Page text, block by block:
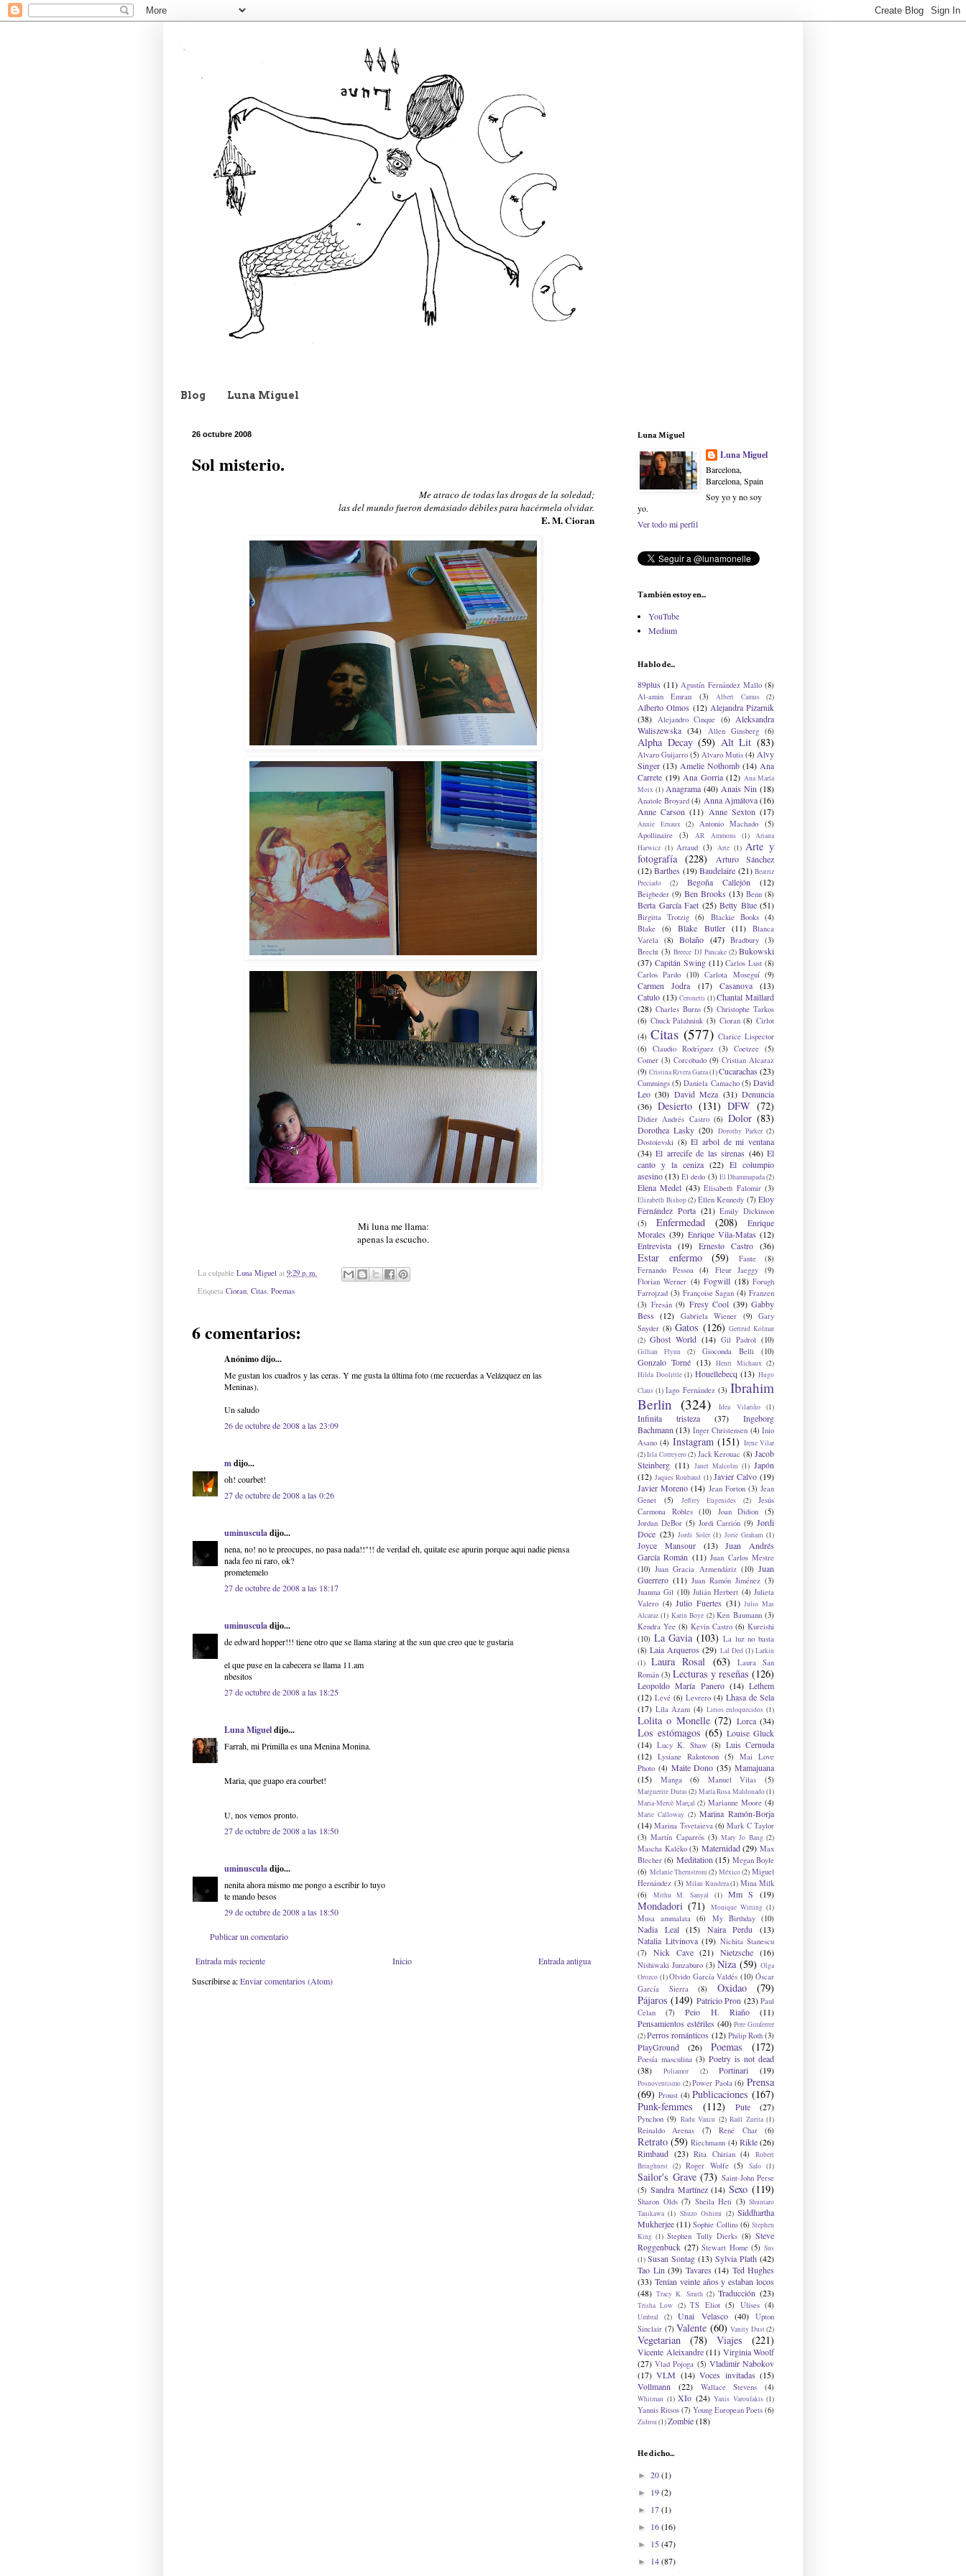
Blog Luna Miguel
26 octubre 2008
Sol misterio.
Me atraco de todas las drogas de la soledad;
las del mundo fueron demasiado débiles para hacérmela olvidar.
E. M. Cioran
Mi luna me llama:
apenas la escucho.
La culpable Luna Miguel at 9:29 p. m.
Etiqueta Cioran, Citas, Poemas
6 comentarios:
Anónimo dijo...
Me gustan los cuadros y las ceras. Y me gusta la última foto (me recuerdas a Velázquez en las
Meninas).
Un saludo
26 de octubre de 2008 a las 23:09
mdijo...
oh! courbet!
27 de octubre de 2008 a las 0:26
uminusculadijo...
nena, no! no te preocupes, no pasa nada!!"!! de verdad eh, quitate ese apurin porque aqui nadie piensa
nada feo ni raro, ok?
prometemelo
27 de octubre de 2008 a las 18:17
uminusculadijo...
de edward hopper!!! tiene otro que se llama staring at the sun que creo que te gustaria
el que puse en la cabecera se llama 11.am
nbesitos
27 de octubre de 2008 a las 18:25
Luna Migueldijo...
Farrah, mi Primilla es una Menina Monina.
Maria, que guapo era courbet!
U, nos vemos pronto.
27 de octubre de 2008 a las 18:50
uminusculadijo...
nenita ahora mismo me pongo a escribir lo tuyo
te mando besos
29 de octubre de 2008 a las 18:50
Publicar un comentario
Entrada más reciente Entrada antigua
Inicio
Suscribirse a:Enviar comentarios (Atom)
Luna Miguel
Luna Miguel
Barcelona,
Barcelona, Spain
Soy yo y no soy
yo.
Ver todo mi perfil
También estoy en...
YouTube
Medium
Hablo de...
89plus (11) Agustín Fernández Mallo (8)
Al-amin Emran
(3) Albert Camus (2)
Alberto Olmos (12) Alejandra Pizarnik
(38)
Alejandro Cinque (6)
Aleksandra
Waliszewska (34) Allen Ginsberg (6)
Alpha Decay (59) Alt Lit (83)
Alvaro Guijarro (5) Alvaro Mutis (4) Alvy
Singer (13) Amelie Nothomb (14) Ana
Carrete (19) Ana Gorria (12) Ana María
Moix (1) Anagrama (40) Anais Nin (18)
Anatole Broyard (4) Anna Ajmátova (16)
Anne Carson (11) Anne Sexton (17)
Annie Ernaux (2) Antonio Machado
(5)
Apollinaire
(3) AR Ammons (1)
Ariana
Harwicz (1) Artaud (3) Arte (1) Arte y
fotografía (228)
Arturo Sánchez
(12) Barthes (19) Baudelaire (21) Beatriz
Preciado
(2) Begoña Callejón (12)
Beigbeder (9) Ben Brooks (13) Benn (8)
Berta García Faet (25) Betty Blue (51)
Birgitta Trotzig (6) Blackie Books (4)
Blake
(6) Blake Butler (11)
Blanca
Varela
(8) Bolaño (47) Bradbury (3)
Brecht (3) Breece DJ Pancake (2) Bukowski
(37) Capitán Swing (11) Carlos Lust (8)
Carlos Pardo (10) Carlota Moseguí (9)
Carmen Jodra (17) Casanova
(13)
Catulo (13) Ceronetti (1) Chantal Maillard
(28) Charles Burns (5) Christophe Tarkos
(6) Chuck Palahniuk (3) Cioran (8) Cirlot
(4) Citas (577) Clarice Lispector
(6)
Claudio Rodríguez (3) Coetzee (5)
Comer (3) Corcobado (9) Cristian Alcaraz
(9) Cristina Rivera Garza(1)Cucarachas (23)
Cummings (5) Daniela Camacho (5) David
Leo (30) David Meza (31) Denuncia
(36) Desierto (131) DFW (72)
Didier Andrés Castro (6) Dolor (83)
Dorothea Lasky (20) Dorothy Parker (2)
Dostoievski (8) El arbol de mi ventana
(34) El arrecife de las sirenas (46) El
canto y la ceniza (22) El columpio
asesino(13) El dedo (3) El Dhammapada(2)
Elena Medel (43) Elisabeth Falomir (3)
Elizabeth Bishop(2) Ellen Kennedy (7) Eloy
Fernández Porta (21) Emily Dickinson
(5)
Enfermedad (208)
Enrique
Morales (39) Enrique Vila-Matas (12)
Entrevista (19) Ernesto Castro (36)
Estar enfermo (59) Fante
(8)
Fernando Pessoa
(4) Fleur Jaeggy
(9)
Florian Werner (4) Fogwill (18) Forugh
Farrojzad (3) Françoise Sagan (4) Franzen
(3) Fresán (9) Fresy Cool (39) Gabby
Bess (12) Gabriela Wiener (9)
Gary
Snyder (8) Gatos (126) Gertrud Kolmar
(2) Ghost World (14) Gil Padrol (10)
Gillian Flynn (2) Gioconda Belli (10)
Gonzalo Torné (13) Henri Michaux (2)
Hilda Doolittle (1) Houellebecq (13) Hugo
Claus (1) Iago Fernández (3) Ibrahim
Berlin (324) Idea Vilariño (1)
Infinita tristeza (37)
Ingeborg
Bachmann (13) Inger Christensen (4) Inio
Asano (4) Instagram (151) Irene Vilar
(2)Isla Correyero(2) Jack Kerouac (8) Jacob
Steinberg (11) Janet Malcolm (1) Japón
(12) Jaques Roubaud (1) Javier Calvo (19)
Javier Moreno (14) Jean Forton (3) Jean
Genet
(5) Jeffrey Eugenides (2)
Jesús
Carmona Robles
(10) Joan Didion
(5)
Jordan DeBor (5) Jordi Carrión (9) Jordi
Doce (23) Jordi Soler (1) Jorie Graham (1)
Joyce Mansour (13)
Juan Andrés
García Román (11) Juan Carlos Mestre
(10) Juan Gracia Armendáriz (10) Juan
Guerrero (11) Juan Ramón Jiménez (3)
Juanma Gil (10) Julián Herbert (4) Julieta
Valero (4) Julio Fuertes (31) Julio Mas
Alcaraz (1) Karin Boye (2) Ken Baumann (3)
Kendra Yee (8) Kevin Castro (6) Kureishi
(10) La Gavia (103) La luz no basta
(8) Laia Arqueros (29) Lal Ded (1) Larkin
(1)
Laura Rosal (63)
Laura San
Román (3) Lecturas y reseñas (126)
Leopoldo María Panero (14) Lethem
(12) Levé (6) Levrero (4) Lhasa de Sela
(17) Lila Azam (4) Lirios enloquecidos (1)
Lolita o Monelle (72) Lorca (34)
Los estómagos (65) Louise Gluck
(14) Lucy K. Shaw (8) Luis Cernuda
(12) Lysiane Rakotoson (5)
Mai Love
Photo (4) Maite Dono (35) Mamajuana
(15)
Manga (6) Manuel Vilas (5)
Marguerite Duras(2) María Rosa Maldonado(1)
Maria-Mercè Marçal (2) Marianne Moore (4)
Marie Calloway (2) Marina Ramón-Borja
(14) Marina Tsvetaieva (6) Mark C Taylor
(3) Martín Caparrós (3) Mary Jo Bang (2)
Mascha Kaléko (3) Maternidad (29) Max
Blecher (6) Meditation (15) Megan Boyle
(6) Melanie Thernstrom (2) México (2) Miguel
Hernández (3) Milan Kundera(1) Mina Milk
(6)
Mithu M. Sanyal (1) Mm S (19)
Mondadori (71) Monique Witting (1)
Musa ammalata (6) My Birthday (10)
Nadia Leal (15) Naira Perdu
(13)
Natalia Litvinova (19) Nichita Stanescu
(7)
Nick Cave (21) Nietzsche (16)
Nishiwaki Junzaburo (3) Niza (59) Olga
Orozco (1)Olvido García Valdés (10) Óscar
García Sierra
(8) Oxidao
(79)
Pájaros (149) Patricio Pron (23) Paul
Celan
(7) Peio H. Riaño
(11)
Pensamientos estériles (40) Pere Gimferrer
(2)Perros románticos (12) Philip Roth (3)
PlayGround (26) Poemas (172)
Poesía masculina (3) Poetry is not dead
(38)
Poliamor (2) Portinari (19)
Posnoventismo (2) Power Paola (6) Prensa
(69) Proust (4) Publicaciones (167)
Punk-femmes
(112) Pute (27)
Pynchon (9) Radu Vancu (2) Raúl Zurita (1)
Reinaldo Arenas (7) René Char (6)
Retrato (59) Riechmann (4) Rikle (26)
Rimbaud (23) Rita Chirian (4)
Robert
Bringhurst (2) Roger Wolfe (5) Safo (1)
Sailor's Grave (73) Saint-John Perse
(5) Sandra Martínez (14) Sexo (119)
Sharon Olds (7) Sheila Heti (3) Shuntaro
Tanikawa (1) Shuzo Oshimi (2) Siddhartha
Mukherjee (11) Sophie Collins (6) Stephen
King (1) Stephen Tully Dierks (8) Steve
Roggenbuck (27) Stewart Home (5) Sus
(1) Susan Sontag (13) Sylvia Plath (42)
Tao Lin (39) Tavares (14) Ted Hughes
(33) Tenían veinte años y estaban locos
(48) Tracy K. Smith (2) Traducción (23)
Trisha Low (2) TS Eliot (5) Ulises (4)
Umbral (2) Unai Velasco (40)
Upton
Sinclair (7) Valente (60) Vanity Dust(2)
Vegetarian (78) Viajes (221)
Vicente Aleixandre (11) Virginia Woolf
(27) Vlad Pojoga (5) Vladimir Nabokov
(17) VLM (14) Voces invitadas (15)
Vollmann
(22) Wallace Stevens (4)
Whitman (1) XIo (24) Yanis Varoufakis (1)
Yannis Ritsos (7) Young European Poets (6)
Zidrou(1)Zombie(18)
He dicho...
► 20(1)
► 19(2)
► 17(1)
► 16(16)
► 15(47)
► 14(87)